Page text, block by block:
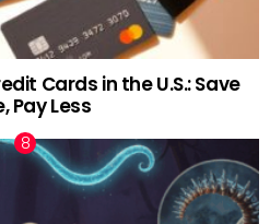
Cards in the U.S.: Save
Pay Less